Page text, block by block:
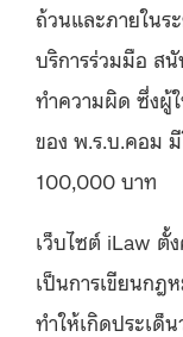
ถ้วนและภายในร
บริการร่วมมือ ส
ทำความผิด ซึ่งผู้
ของ พ.ร.บ.คอม
100,000 บาท
เว็บไซต์ iLaw ตั้
เป็นการเขียนกฎ
ทำให้เกิดประเด็